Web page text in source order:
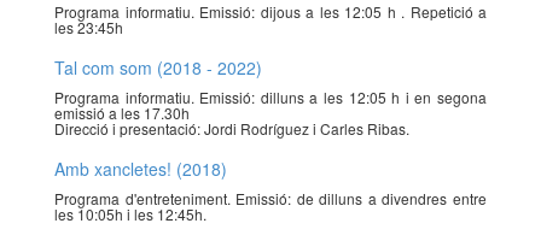
Programa informatiu. Emissió: dijous a les 12:05 h . Repetició a
les 23:45h
Tal com som (2018 - 2022)
Programa informatiu. Emissió: dilluns a les 12:05 h i en segona
emissió a les 17.30h
Direcció i presentació: Jordi Rodríguez i Carles Ribas.
Amb xancletes! (2018)
Programa d'entreteniment. Emissió: de dilluns a divendres entre
les 10:05h i les 12:45h.